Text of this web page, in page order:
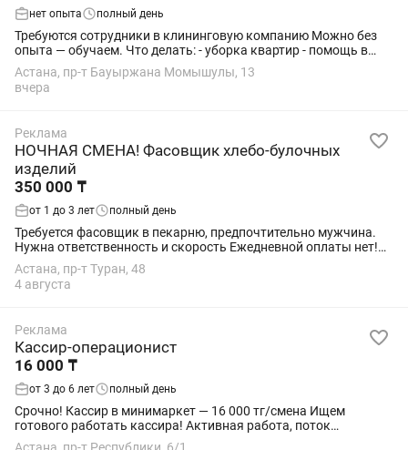
нет опыта полный день
Требуются сотрудники в клининговую компанию Можно без
опыта — обучаем. Что делать: - уборка квартир - помощь в
генеральных уборках - химчистка мебели Что предлагаем: -
ежедневная/еженедельная...
Астана, пр-т Бауыржана Момышулы, 13
вчера
Реклама
НОЧНАЯ СМЕНА! Фасовщик хлебо-булочных
изделий
350 000 ₸
от 1 до 3 лет полный день
Требуется фасовщик в пекарню, предпочтительно мужчина.
Нужна ответственность и скорость Ежедневной оплаты нет!
Санкнижка нужна. Официально. НОЧНАЯ СМЕНА С 20:00 до
8:00, 6/1, выходной суббота....
Астана, пр-т Туран, 48
4 августа
Реклама
Кассир-операционист
16 000 ₸
от 3 до 6 лет полный день
Срочно! Кассир в минимаркет — 16 000 тг/смена Ищем
готового работать кассира! Активная работа, поток
покупателей, нужно сохранять спокойствие и быстро